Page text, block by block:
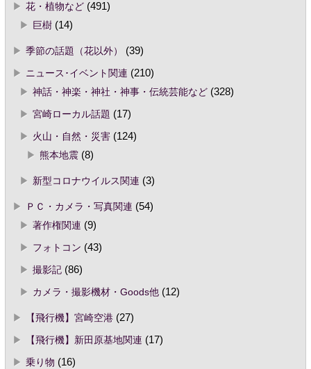
花・植物など(491)
巨樹(14)
季節の話題（花以外）
(39)
ニュース･イベント関連 (210)
神話・神楽・神社・神事・伝統芸能など(328)
宮崎ローカル話題 (17)
火山・自然・災害(124)
熊本地震(8)
新型コロナウイルス関連 (3)
ＰＣ・カメラ・写真関連 (54)
著作権関連 (9)
フォトコン (43)
撮影記(86)
カメラ・撮影機材・Goods他(12)
【飛行機】宮崎空港(27)
【飛行機】新田原基地関連 (17)
乗り物 (16)